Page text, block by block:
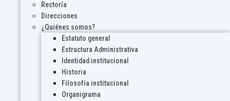
Rectoría
Direcciones
¿Quiénes somos?
Estatuto general
Estructura Administrativa
Identidad institucional
Historia
Filosofía institucional
Organigrama